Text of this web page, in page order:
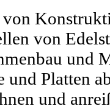
von
von
und
und Platten
und